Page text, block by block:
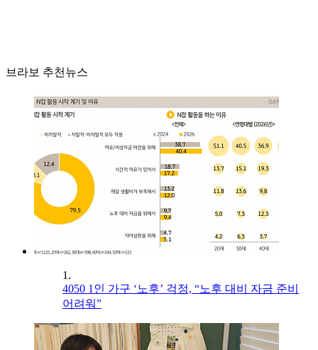
브라보 추천뉴스
1.
4050 1인 가구 ‘노후’ 걱정, “노후 대비 자금 준비
어려워”